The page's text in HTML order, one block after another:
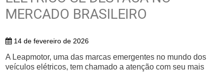
MERCADO BRASILEIRO
14 de fevereiro de 2026
A Leapmotor, uma das marcas emergentes no mundo dos
veículos elétricos, tem chamado a atenção com seu mais